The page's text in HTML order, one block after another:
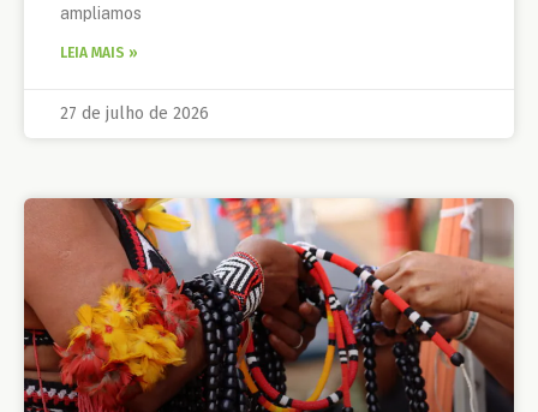
ampliamos
LEIA MAIS »
27 de julho de 2026